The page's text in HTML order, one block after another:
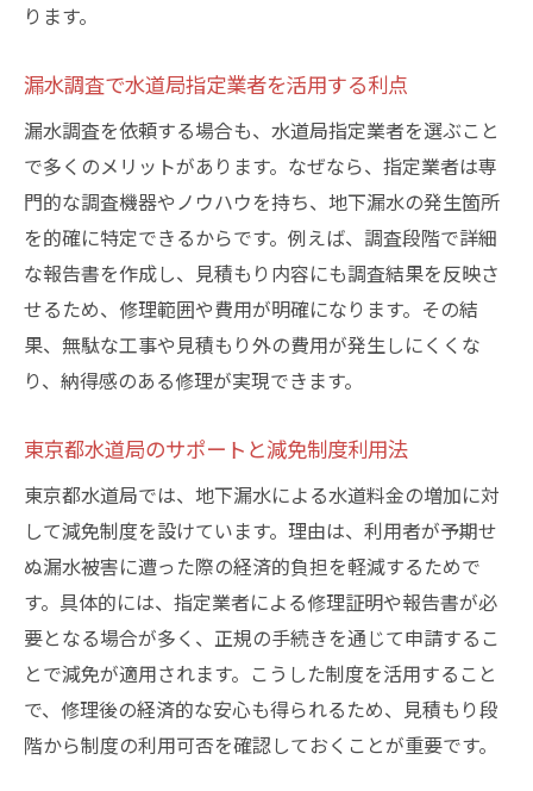
ります。
漏水調査で水道局指定業者を活用する利点
漏水調査を依頼する場合も、水道局指定業者を選ぶこと
で多くのメリットがあります。なぜなら、指定業者は専
門的な調査機器やノウハウを持ち、地下漏水の発生箇所
を的確に特定できるからです。例えば、調査段階で詳細
な報告書を作成し、見積もり内容にも調査結果を反映さ
せるため、修理範囲や費用が明確になります。その結
果、無駄な工事や見積もり外の費用が発生しにくくな
り、納得感のある修理が実現できます。
東京都水道局のサポートと減免制度利用法
東京都水道局では、地下漏水による水道料金の増加に対
して減免制度を設けています。理由は、利用者が予期せ
ぬ漏水被害に遭った際の経済的負担を軽減するためで
す。具体的には、指定業者による修理証明や報告書が必
要となる場合が多く、正規の手続きを通じて申請するこ
とで減免が適用されます。こうした制度を活用すること
で、修理後の経済的な安心も得られるため、見積もり段
階から制度の利用可否を確認しておくことが重要です。